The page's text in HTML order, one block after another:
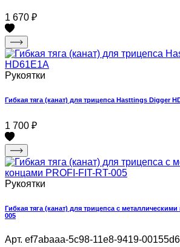
1 670 ₽
Рукоятки
Гибкая тяга (канат) для трицепса Hasttings Digger
1 700 ₽
Рукоятки
Гибкая тяга (канат) для трицепса с
005
Арт. ef7abaaa-5c98-11e8-9419-